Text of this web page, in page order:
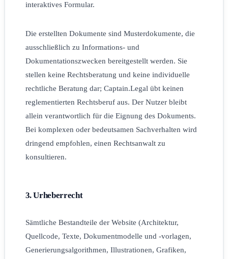
interaktives Formular.
Die erstellten Dokumente sind Musterdokumente, die
ausschließlich zu Informations- und
Dokumentationszwecken bereitgestellt werden. Sie
stellen keine Rechtsberatung und keine individuelle
rechtliche Beratung dar; Captain.Legal übt keinen
reglementierten Rechtsberuf aus. Der Nutzer bleibt
allein verantwortlich für die Eignung des Dokuments.
Bei komplexen oder bedeutsamen Sachverhalten wird
dringend empfohlen, einen Rechtsanwalt zu
konsultieren.
3. Urheberrecht
Sämtliche Bestandteile der Website (Architektur,
Quellcode, Texte, Dokumentmodelle und -vorlagen,
Generierungsalgorithmen, Illustrationen, Grafiken,